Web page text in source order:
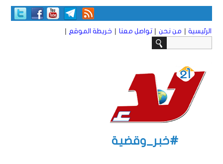
الرئيسية | من نحن | تواصل معنا | خريطة الموقع |
#خبر_وقضية